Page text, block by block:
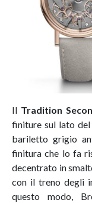
Il Tradition
finiture sul lato
bariletto grigio
finitura che lo fa
decentrato in
con il treno degli
questo modo,